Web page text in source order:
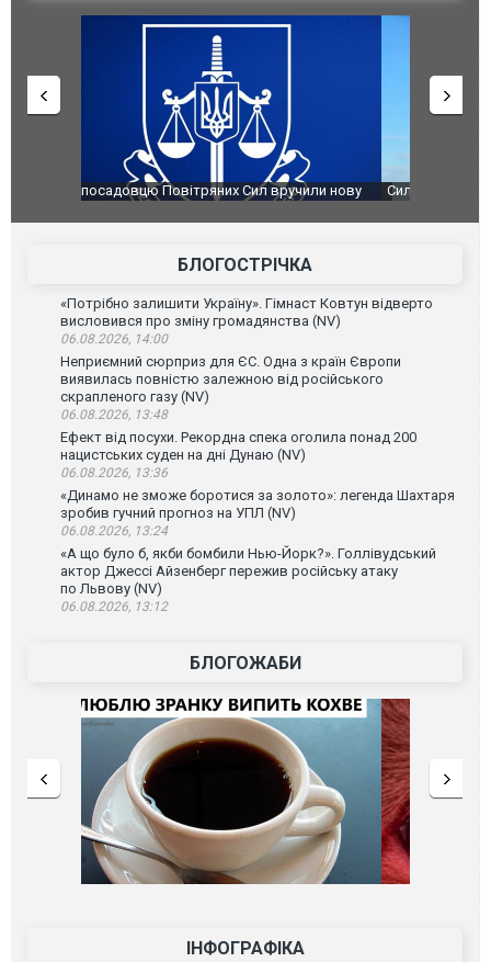
Сили оборони уразили Ярославський НПЗ:
атаку. ВІДЕО
Неймар
БЛОГОСТРІЧКА
«Потрібно залишити Україну». Гімнаст Ковтун відверто
висловився про зміну громадянства (NV)
06.08.2026, 14:00
Неприємний сюрприз для ЄС. Одна з країн Європи
виявилась повністю залежною від російського
скрапленого газу (NV)
06.08.2026, 13:48
Ефект від посухи. Рекордна спека оголила понад 200
нацистських суден на дні Дунаю (NV)
06.08.2026, 13:36
«Динамо не зможе боротися за золото»: легенда Шахтаря
зробив гучний прогноз на УПЛ (NV)
06.08.2026, 13:24
«А що було б, якби бомбили Нью-Йорк?». Голлівудський
актор Джессі Айзенберг пережив російську атаку
по Львову (NV)
06.08.2026, 13:12
БЛОГОЖАБИ
ІНФОГРАФІКА